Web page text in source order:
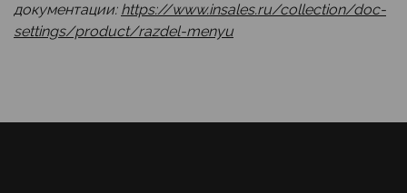
документации: https://www.insales.ru/collection/doc-
settings/product/razdel-menyu